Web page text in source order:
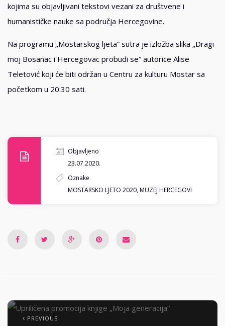
kojima su objavljivani tekstovi vezani za društvene i
humanističke nauke sa područja Hercegovine.
Na programu „Mostarskog ljeta“ sutra je izložba slika „Dragi
moj Bosanac i Hercegovac probudi se“ autorice Alise
Teletović koji će biti održan u Centru za kulturu Mostar sa
početkom u 20:30 sati.
Objavljeno
23.07.2020.
Oznake
MOSTARSKO LJETO 2020,MUZEJ HERCEGOVINE MOSTAR
PREVIOUS